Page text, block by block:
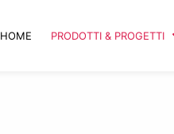
HOME PRODOTTI & PROGETTI